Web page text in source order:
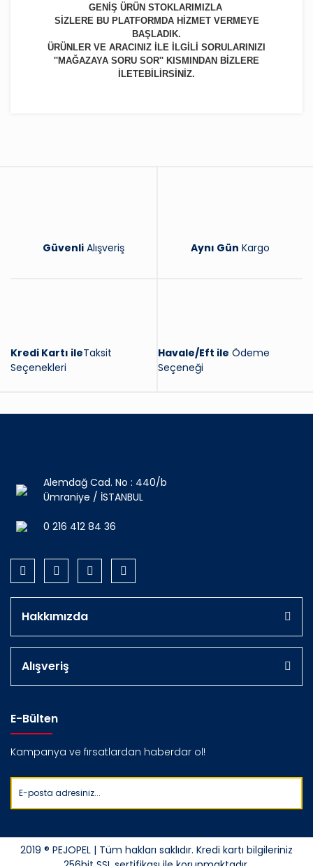
GENİŞ ÜRÜN STOKLARIMIZLA
SİZLERE BU PLATFORMDA HİZMET VERMEYE
BAŞLADIK.
ÜRÜNLER VE ARACINIZ İLE İLGİLİ SORULARINIZI
''MAĞAZAYA SORU SOR'' KISMINDAN BİZLERE
İLETEBİLİRSİNİZ.
Güvenli Alışveriş Aynı Gün Kargo
Kredi Kartı ileTaksit
Seçenekleri
Havale/Eft ile Ödeme
Seçeneği
Alemdağ Cad. No : 440/b
Ümraniye / İSTANBUL
0 216 412 84 36
Hakkımızda
Alışveriş
E-Bülten
Kampanya ve fırsatlardan haberdar ol!
2019 ® PEJOPEL | Tüm hakları saklıdır. Kredi kartı bilgileriniz